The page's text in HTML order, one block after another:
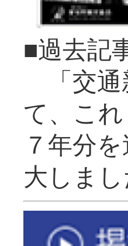
■過去記
「交通
て、こ
７年分
大し